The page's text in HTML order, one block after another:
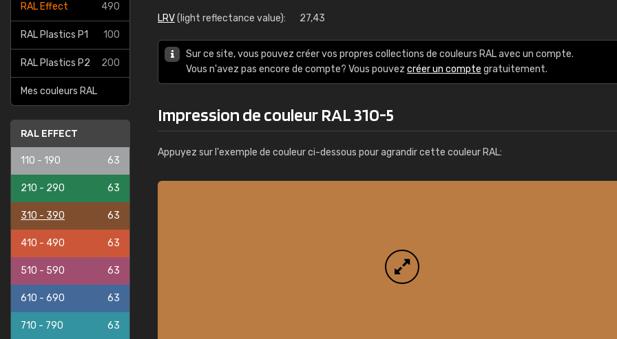
RAL Effect 490
RAL Plastics P1 100
RAL Plastics P2 200
Mes couleurs RAL
RAL EFFECT
110 - 190 63
210 - 290 63
310 - 390 63
410 - 490 63
510 - 590 63
610 - 690 63
710 - 790 63
LRV(light reflectance value): 27,43
Sur ce site, vous pouvez créer vos propres collections de couleurs RAL avec un compte.
Vous n'avez pas encore de compte? Vous pouvez créer un compte gratuitement.
Impression de couleur RAL 310-5
Appuyez sur l'exemple de couleur ci-dessous pour agrandir cette couleur RAL:
RAL K7 à base d'eau